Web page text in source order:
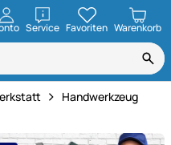
ServiceöffnenFavoriten Warenkorb
Handwerkzeug